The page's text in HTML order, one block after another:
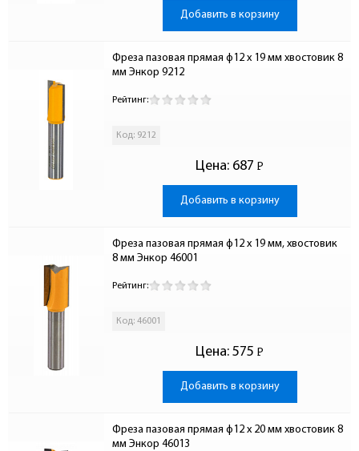
Добавить в корзину
Фреза пазовая прямая ф12 x 19 мм хвостовик 8
мм Энкор 9212
Рейтинг:
Код: 9212
Цена: 687 Р
-
Добавить в корзину
Фреза пазовая прямая ф12 x 19 мм, хвостовик
8 мм Энкор 46001
Рейтинг:
Код: 46001
Цена: 575 Р
-
Добавить в корзину
Фреза пазовая прямая ф12 x 20 мм хвостовик 8
мм Энкор 46013